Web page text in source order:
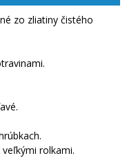
zo zliatiny čistého
rolkami.